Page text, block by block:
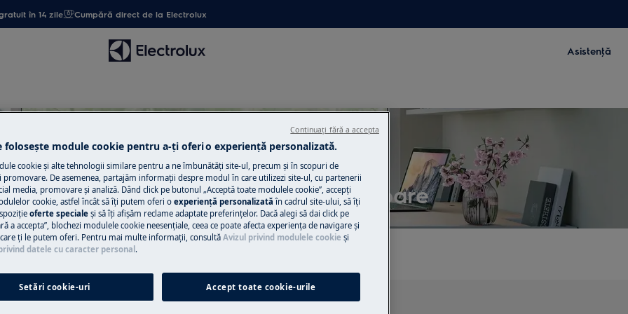
în 14 zile Cumpără direct de la Electrolux
Asistenţă
Aer conditionat si dezumidificatoare
folosește module cookie pentru a-ţi oferi o experienţă personalizată.
cookie și alte tehnologii similare pentru a ne îmbunătăţi site-ul, precum și în scopuri de
promovare. De asemenea, partajăm informaţii despre modul în care utilizezi site-ul, cu partenerii
media, promovare și analiză. Dând click pe butonul „Acceptă toate modulele cookie”, accepţi
cookie, astfel încât să îţi putem oferi o experienţă personalizată în cadrul site-ului, să îţi
oferte speciale și să îţi afișăm reclame adaptate preferinţelor. Dacă alegi să dai click pe
a accepta”, blochezi modulele cookie neesenţiale, ceea ce poate afecta experienţa de navigare și
ţi le putem oferi. Pentru mai multe informaţii, consultă Avizul privind modulele cookie și
datele cu caracter personal .
Setări cookie-uri Accept toate cookie-urile
Continuați fără a accepta